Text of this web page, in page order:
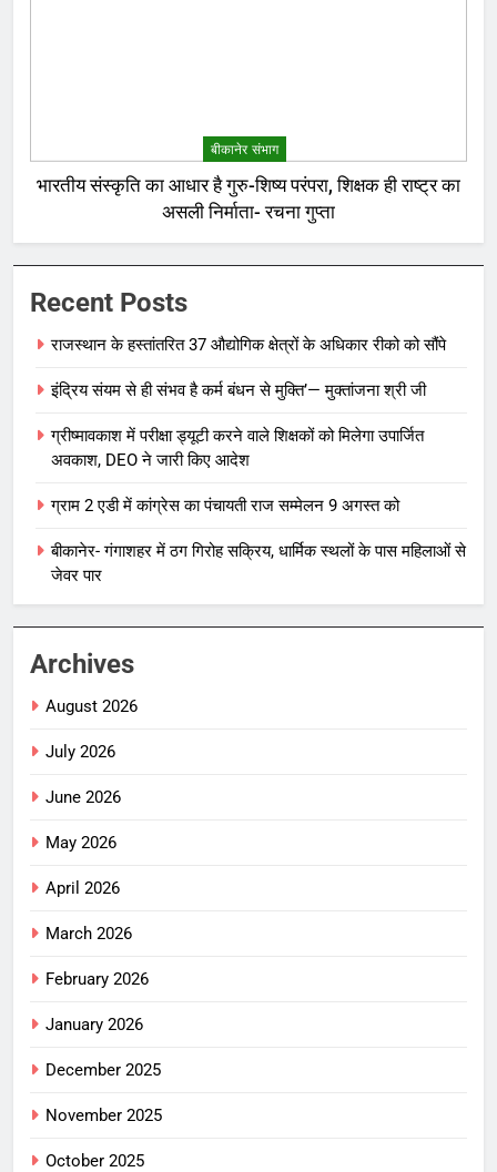
बीकानेर संभाग
भारतीय संस्कृति का आधार है गुरु-शिष्य परंपरा, शिक्षक ही राष्ट्र का
असली निर्माता- रचना गुप्ता
Recent Posts
राजस्थान के हस्तांतरित 37 औद्योगिक क्षेत्रों के अधिकार रीको को सौंपे
इंद्रिय संयम से ही संभव है कर्म बंधन से मुक्ति’— मुक्तांजना श्री जी
ग्रीष्मावकाश में परीक्षा ड्यूटी करने वाले शिक्षकों को मिलेगा उपार्जित
अवकाश, DEO ने जारी किए आदेश
ग्राम 2 एडी में कांग्रेस का पंचायती राज सम्मेलन 9 अगस्त को
बीकानेर- गंगाशहर में ठग गिरोह सक्रिय, धार्मिक स्थलों के पास महिलाओं से
जेवर पार
Archives
August 2026
July 2026
June 2026
May 2026
April 2026
March 2026
February 2026
January 2026
December 2025
November 2025
October 2025